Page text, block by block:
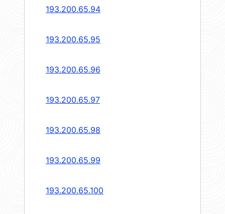
193.200.65.94
193.200.65.95
193.200.65.96
193.200.65.97
193.200.65.98
193.200.65.99
193.200.65.100